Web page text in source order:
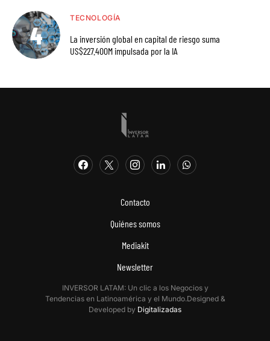
TECNOLOGÍA
La inversión global en capital de riesgo suma
US$227.400M impulsada por la IA
Contacto
Quiénes somos
Mediakit
Newsletter
INVERSOR LATAM: Un clic a los Negocios y
Tendencias en Latinoamérica y el Mundo.Designed &
Developed by Digitalizadas